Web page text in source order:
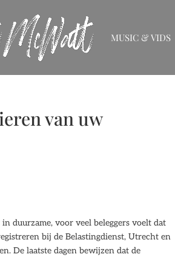
MUSIC & VIDS
van uw
duurzame, voor veel beleggers voelt dat
bij de Belastingdienst, Utrecht en
De laatste dagen bewijzen dat de